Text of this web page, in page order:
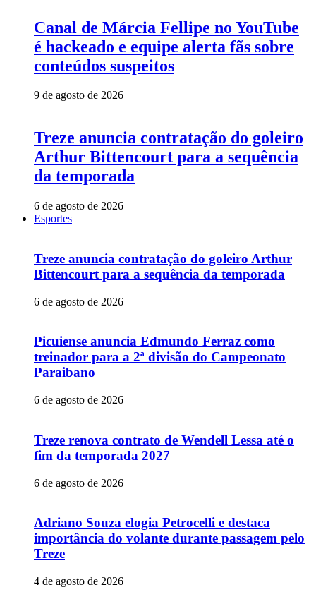
Canal de Márcia Fellipe no YouTube
é hackeado e equipe alerta fãs sobre
conteúdos suspeitos
9 de agosto de 2026
Treze anuncia contratação do goleiro
Arthur Bittencourt para a sequência
da temporada
6 de agosto de 2026
Esportes
Treze anuncia contratação do goleiro Arthur
Bittencourt para a sequência da temporada
6 de agosto de 2026
Picuiense anuncia Edmundo Ferraz como
treinador para a 2ª divisão do Campeonato
Paraibano
6 de agosto de 2026
Treze renova contrato de Wendell Lessa até o
fim da temporada 2027
6 de agosto de 2026
Adriano Souza elogia Petrocelli e destaca
importância do volante durante passagem pelo
Treze
4 de agosto de 2026